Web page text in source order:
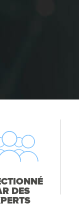
DES